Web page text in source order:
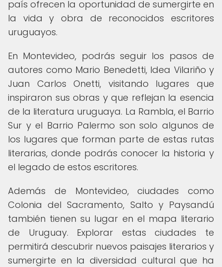
país ofrecen la oportunidad de sumergirte en
la vida y obra de reconocidos escritores
uruguayos.
En Montevideo, podrás seguir los pasos de
autores como Mario Benedetti, Idea Vilariño y
Juan Carlos Onetti, visitando lugares que
inspiraron sus obras y que reflejan la esencia
de la literatura uruguaya. La Rambla, el Barrio
Sur y el Barrio Palermo son solo algunos de
los lugares que forman parte de estas rutas
literarias, donde podrás conocer la historia y
el legado de estos escritores.
Además de Montevideo, ciudades como
Colonia del Sacramento, Salto y Paysandú
también tienen su lugar en el mapa literario
de Uruguay. Explorar estas ciudades te
permitirá descubrir nuevos paisajes literarios y
sumergirte en la diversidad cultural que ha